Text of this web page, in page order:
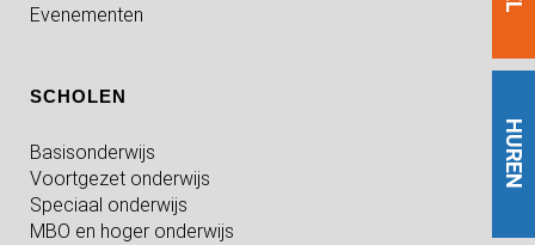
HUREN
Evenementen
SCHOLEN
Basisonderwijs
Voortgezet onderwijs
Speciaal onderwijs
MBO en hoger onderwijs